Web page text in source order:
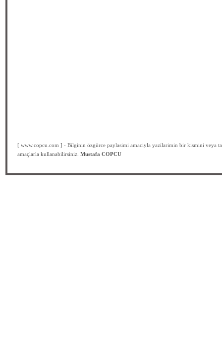
[ www.copcu.com ] - Bilginin özgürce paylasimi amaciyla yazilarimin bir kismini veya
amaçlarla kullanabilirsiniz. Mustafa COPCU